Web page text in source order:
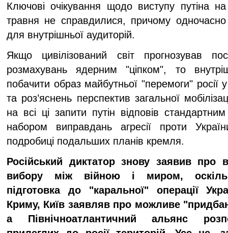
Ключові очікування щодо виступу путіна
травня не справдилися, причому одночасно
для внутрішньої аудиторій.
Якщо цивілізований світ прогнозував
розмахувань ядерним "ціпком", то
побачити образ майбутньої "перемоги" росії
та роз’яснень перспектив загальної
на всі ці запити путін відповів
набором виправдань агресії проти
подробиці подальших планів кремля.
Російський диктатор знову заявив про
вибору між війною і миром,
підготовка до "каральної" операції
Криму, Київ заявляв про можливе
а Північноатлантичний альянс